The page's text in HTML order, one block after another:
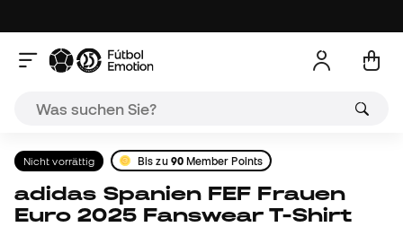
Nicht vorrättig Bis zu 90Member Points
adidas Spanien FEF Frauen
Euro 2025 Fanswear T-Shirt